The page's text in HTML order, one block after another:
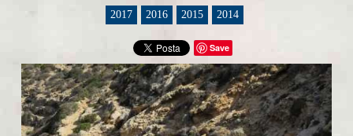
2017 2016 2015 2014
Save